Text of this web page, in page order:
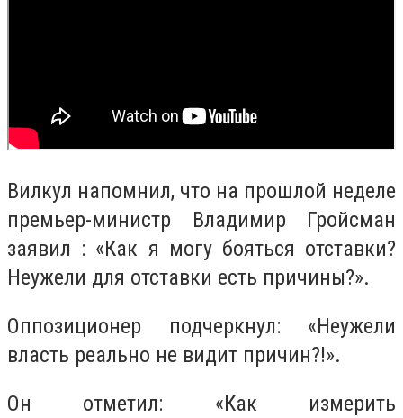
Вилкул напомнил, что на прошлой неделе
премьер-министр Владимир Гройсман
заявил : «Как я могу бояться отставки?
Неужели для отставки есть причины?».
Оппозиционер подчеркнул: «Неужели
власть реально не видит причин?!».
Он отметил: «Как измерить